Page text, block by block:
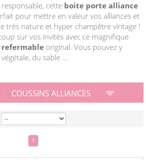
cette boite porte alliance
pour mettre en valeur vos alliances et
très nature et hyper champêtre vintage !
sur vos invités avec ce magnifique
refermable original. Vous pouvez y
du sable ...
: COUSSINS ALLIANCES
1